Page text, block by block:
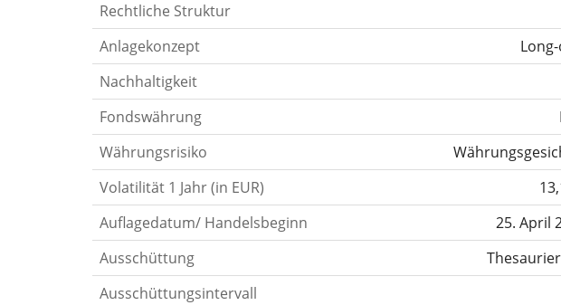
Rechtliche Struktur
Anlagekonzept
Nachhaltigkeit
Fondswährung
Währungsrisiko
Volatilität 1 Jahr (in EUR)
Auflagedatum/ Handelsbeginn
25. April
Ausschüttung
Ausschüttungsintervall